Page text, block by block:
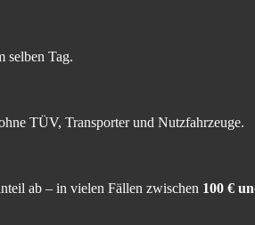
selben Tag.
TÜV, Transporter und Nutzfahrzeuge.
ab – in vielen Fällen zwischen 100 €